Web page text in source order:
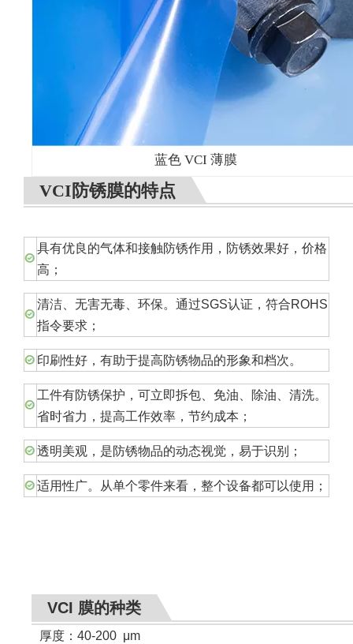
蓝色 VCI 薄膜
VCI防锈膜的特点
具有优良的气体和接触防锈作用，防锈效果好，价格
高；
清洁、无害无毒、环保。通过SGS认证，符合ROHS
指令要求；
印刷性好，有助于提高防锈物品的形象和档次。
工件有防锈保护，可立即拆包、免油、除油、清洗。
省时省力，提高工作效率，节约成本；
透明美观，是防锈物品的动态视觉，易于识别；
适用性广。从单个零件来看，整个设备都可以使用；
VCI 膜的种类
厚度：40-200 μm